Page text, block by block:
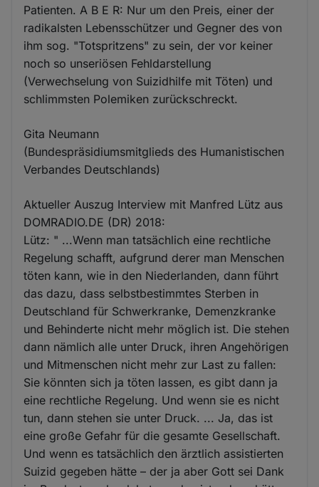
Patienten. A B E R: Nur um den Preis, einer der
radikalsten Lebensschützer und Gegner des von
ihm sog. "Totspritzens" zu sein, der vor keiner
noch so unseriösen Fehldarstellung
(Verwechselung von Suizidhilfe mit Töten) und
schlimmsten Polemiken zurückschreckt.
Gita Neumann
(Bundespräsidiumsmitglieds des Humanistischen
Verbandes Deutschlands)
Aktueller Auszug Interview mit Manfred Lütz aus
DOMRADIO.DE (DR) 2018:
Lütz: " ...Wenn man tatsächlich eine rechtliche
Regelung schafft, aufgrund derer man Menschen
töten kann, wie in den Niederlanden, dann führt
das dazu, dass selbstbestimmtes Sterben in
Deutschland für Schwerkranke, Demenzkranke
und Behinderte nicht mehr möglich ist. Die stehen
dann nämlich alle unter Druck, ihren Angehörigen
und Mitmenschen nicht mehr zur Last zu fallen:
Sie könnten sich ja töten lassen, es gibt dann ja
eine rechtliche Regelung. Und wenn sie es nicht
tun, dann stehen sie unter Druck. ... Ja, das ist
eine große Gefahr für die gesamte Gesellschaft.
Und wenn es tatsächlich den ärztlich assistierten
Suizid gegeben hätte – der ja aber Gott sei Dank